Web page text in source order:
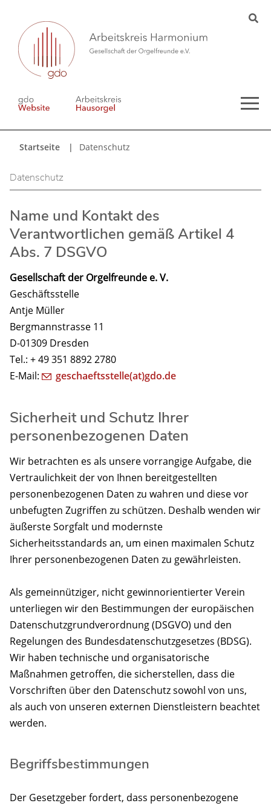
Startseite Datenschutz
Datenschutz
Name und Kontakt des
Verantwortlichen gemäß Artikel 4
Abs. 7 DSGVO
Gesellschaft der Orgelfreunde e. V.
Geschäftsstelle
Antje Müller
Bergmannstrasse 11
D-01309 Dresden
Tel.: + 49 351 8892 2780
E-Mail:
geschaeftsstelle(at)gdo.de
Sicherheit und Schutz Ihrer
personenbezogenen Daten
Wir betrachten es als unsere vorrangige Aufgabe, die
Vertraulichkeit der von Ihnen bereitgestellten
personenbezogenen Daten zu wahren und diese vor
unbefugten Zugriffen zu schützen. Deshalb wenden wir
äußerste Sorgfalt und modernste
Sicherheitsstandards an, um einen maximalen Schutz
Ihrer personenbezogenen Daten zu gewährleisten.
Als gemeinnütziger, nicht gewinnorientierter Verein
unterliegen wir den Bestimmungen der europäischen
Datenschutzgrundverordnung (DSGVO) und den
Regelungen des Bundesdatenschutzgesetzes (BDSG).
Wir haben technische und organisatorische
Maßnahmen getroffen, die sicherstellen, dass die
Vorschriften über den Datenschutz sowohl von uns,
als auch von unseren externen Dienstleistern beachtet
werden.
Begriffsbestimmungen
Der Gesetzgeber fordert, dass personenbezogene